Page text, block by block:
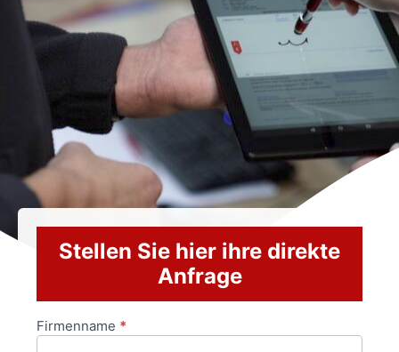
Stellen Sie hier ihre direkte
Anfrage
Anfrageformular
Firmenname *